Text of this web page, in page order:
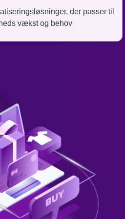
der passer til
vækst og behov